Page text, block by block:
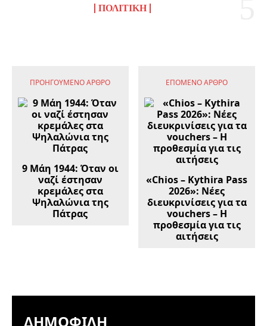
ΠΟΛΙΤΙΚΉ
ΠΡΟΗΓΟΎΜΕΝΟ ΆΡΘΡΟ
9 Μάη 1944: Όταν οι
ναζί έστησαν
κρεμάλες στα
Ψηλαλώνια της
Πάτρας
ΕΠΌΜΕΝΟ ΆΡΘΡΟ
«Chios – Kythira Pass
2026»: Νέες
διευκρινίσεις για τα
vouchers – Η
προθεσμία για τις
αιτήσεις
ΔΗΜΟΦΙΛΉ